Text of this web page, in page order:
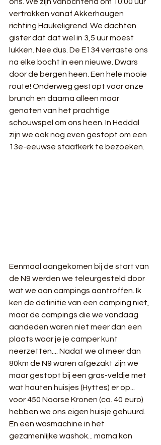
vertrokken vanaf Akkerhaugen
richting Haukeligrend. We dachten
gister dat dat wel in 3,5 uur moest
lukken. Nee dus. De E134 verraste ons
na elke bocht in een nieuwe. Dwars
door de bergen heen. Een hele mooie
route! Onderweg gestopt voor onze
brunch en daarna alleen maar
genoten van het prachtige
schouwspel om ons heen. In Heddal
zijn we ook nog even gestopt om een
13e-eeuwse staafkerk te bezoeken.
Eenmaal aangekomen bij de start van
de N9 werden we teleurgesteld door
wat we aan campings aantroffen. Ik
ken de definitie van een camping niet,
maar de campings die we vandaag
aandeden waren niet meer dan een
plaats waar je je camper kunt
neerzetten.... Nadat we al meer dan
80km de N9 waren afgezakt zijn we
maar gestopt bij een gras-veldje met
wat houten huisjes (Hyttes) er op...
voor 450 Noorse Kronen (ca. 40 euro)
hebben we ons eigen huisje gehuurd.
En een wasmachine in het
gezamenlijke washok... mama kon